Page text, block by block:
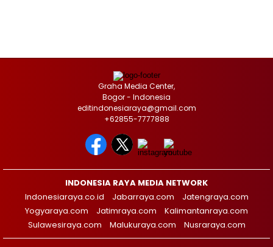
Graha Media Center,
Bogor - Indonesia
editindonesiaraya@gmail.com
+62855-7777888
INDONESIA RAYA MEDIA NETWORK
Indonesiaraya.co.id
Jabarraya.com
Jatengraya.com
Yogyaraya.com
Jatimraya.com
Kalimantanraya.com
Sulawesiraya.com
Malukuraya.com Nusraraya.com